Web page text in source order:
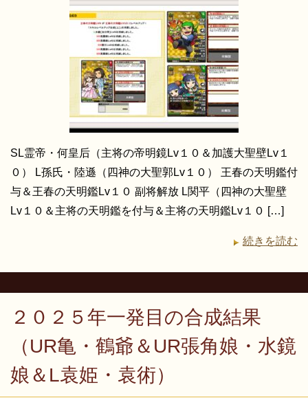
SL霊帝・何皇后（主将の帝明鏡Lv１０＆加護大聖壁Lv１
０） L孫氏・陸遜（四神の大聖郭Lv１０） 王春の天明鑑付
与＆王春の天明鑑Lv１０ 副将解放 L関平（四神の大聖壁
Lv１０＆主将の天明鑑を付与＆主将の天明鑑Lv１０ […]
続きを読む
２０２５年一発目の合成結果
（UR亀・鶴爺＆UR張角娘・水鏡
娘＆L袁姫・袁術）